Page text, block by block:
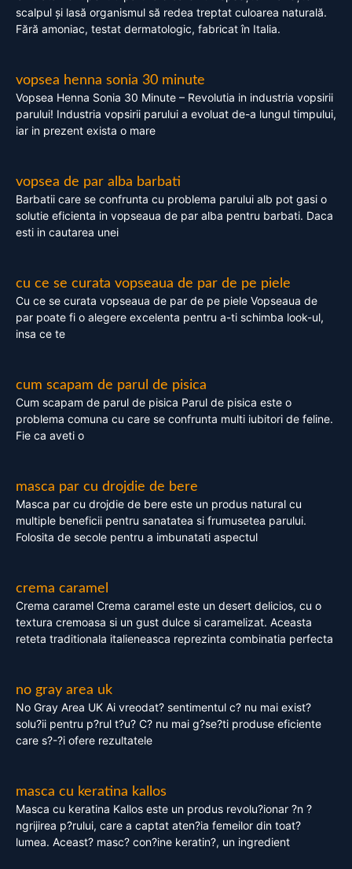
scalpul și lasă organismul să redea treptat culoarea naturală.
Fără amoniac, testat dermatologic, fabricat în Italia.
vopsea henna sonia 30 minute
Vopsea Henna Sonia 30 Minute – Revolutia in industria vopsirii
parului! Industria vopsirii parului a evoluat de-a lungul timpului,
iar in prezent exista o mare
vopsea de par alba barbati
Barbatii care se confrunta cu problema parului alb pot gasi o
solutie eficienta in vopseaua de par alba pentru barbati. Daca
esti in cautarea unei
cu ce se curata vopseaua de par de pe piele
Cu ce se curata vopseaua de par de pe piele Vopseaua de
par poate fi o alegere excelenta pentru a-ti schimba look-ul,
insa ce te
cum scapam de parul de pisica
Cum scapam de parul de pisica Parul de pisica este o
problema comuna cu care se confrunta multi iubitori de feline.
Fie ca aveti o
masca par cu drojdie de bere
Masca par cu drojdie de bere este un produs natural cu
multiple beneficii pentru sanatatea si frumusetea parului.
Folosita de secole pentru a imbunatati aspectul
crema caramel
Crema caramel Crema caramel este un desert delicios, cu o
textura cremoasa si un gust dulce si caramelizat. Aceasta
reteta traditionala italieneasca reprezinta combinatia perfecta
no gray area uk
No Gray Area UK Ai vreodat? sentimentul c? nu mai exist?
solu?ii pentru p?rul t?u? C? nu mai g?se?ti produse eficiente
care s?-?i ofere rezultatele
masca cu keratina kallos
Masca cu keratina Kallos este un produs revolu?ionar ?n ?
ngrijirea p?rului, care a captat aten?ia femeilor din toat?
lumea. Aceast? masc? con?ine keratin?, un ingredient